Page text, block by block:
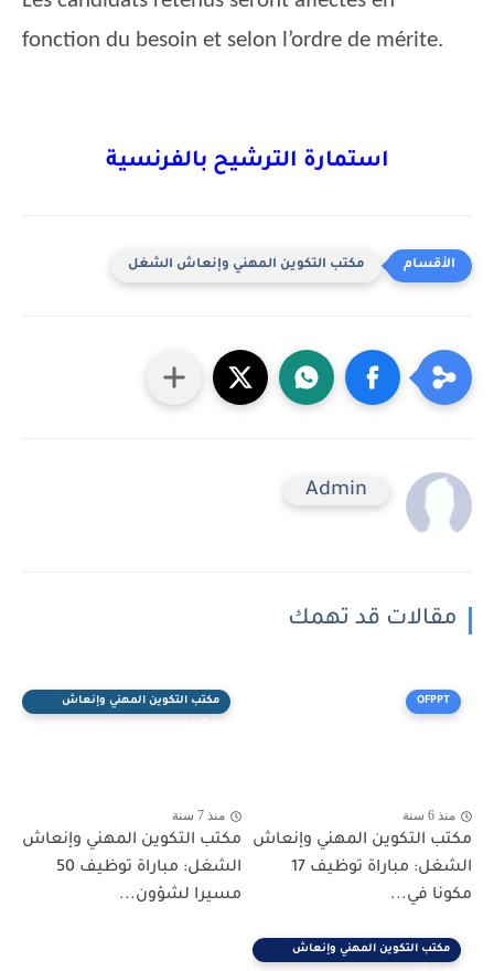
fonction du besoin et selon l’ordre de mérite.
استمارة الترشيح بالفرنسية
مكتب التكوين المهني وإنعاش الشغل
Admin
مقالات قد تهمك
OFPPT
منذ 6 سنة
مكتب التكوين المهني وإنعاش
الشغل: مباراة توظيف 17
مكونا في...
مكتب التكوين المهني وإنعاش
منذ 7 سنة
مكتب التكوين المهني وإنعاش
الشغل: مباراة توظيف 50
مسيرا لشؤون...
مكتب التكوين المهني وإنعاش